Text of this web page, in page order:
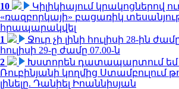
10
Կիլիկիայում կրակոցներով
«ռազբորկայի» բացառիկ
հրապարակվել
1
Ջուր չի լինի հուլիսի 28-ին
հուլիսի 29-ը ժամը 07.00-ն
2
Խստորեն դատապարտում եմ
Ռուբինյանի կողմից Ստամբուլում
լինելը. Դանիել Իոաննիսյան